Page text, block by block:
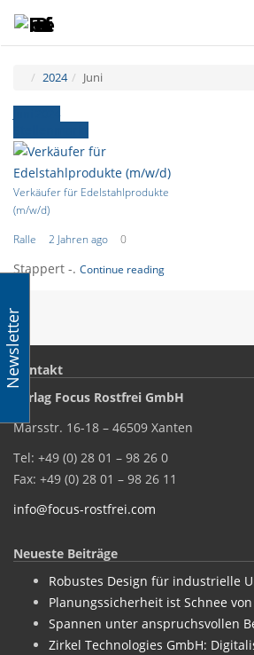
2024 Juni
Verkäufer für Edelstahlprodukte
(m/w/d)
Ralle
2 Jahren ago 0
Stappert -. Continue reading
Kontakt
Verlag Focus Rostfrei GmbH
Marsstr. 16-18 – 46509 Xanten
Tel: +49 (0) 28 01 – 98 26 0
Fax: +49 (0) 28 01 – 98 26 11
info@focus-rostfrei.com
Neueste Beiträge
Robustes Design für industrielle
Planungssicherheit ist Schnee
Spannen unter anspruchsvollen
Zirkel Technologies GmbH:
Newsletter